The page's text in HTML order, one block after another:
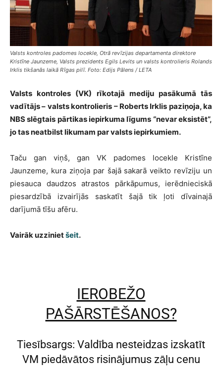
Valsts kontroles padomes locekle, Otrā revīzijas departamenta direktore
Kristīne Jaunzeme, Valsts prezidents Egils Levits un valsts kontrolieris Rolands
Irklis tikšanās laikā Rīgas pilī. Foto: Edijs Pālens / LETA
Valsts kontroles (VK) rīkotajā mediju pasākumā tās
vadītājs – valsts kontrolieris – Roberts Irklis paziņoja, ka
NBS slēgtais pārtikas iepirkuma līgums “nevar eksistēt”,
jo tas neatbilst likumam par valsts iepirkumiem.
Taču gan viņš, gan VK padomes locekle Kristīne
Jaunzeme, kura ziņoja par šajā sakarā veikto revīziju un
piesauca daudzos atrastos pārkāpumus, ierēdnieciskā
piesardzībā izvairījās saskatīt šajā tik ļoti dīvainajā
darījumā tīšu afēru.
Vairāk uzzinietšeit.
IEROBEŽO
PAŠĀRSTĒŠANOS?
Tiesībsargs: Valdība nesteidzas izskatīt
VM piedāvātos risinājumus zāļu cenu